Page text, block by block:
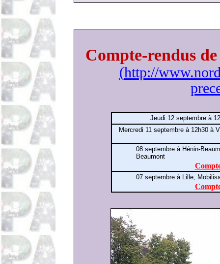
Compte-rendus
(http://
Jeudi 12 septembre à
Mercredi 11 septembre à 12h30 à
08 septembre à Hénin-
Beaumont
07 septembre à Lille,